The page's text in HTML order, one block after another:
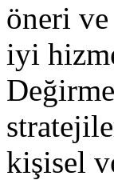
öneri
iyi
kişisel